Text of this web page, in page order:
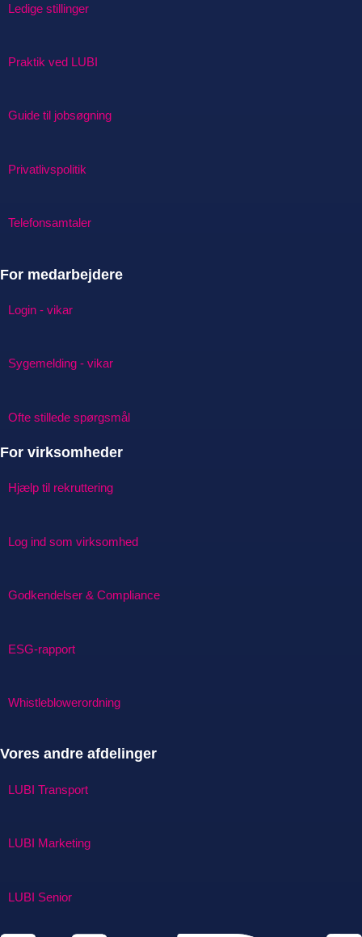
Ledige stillinger
Praktik ved LUBI
Guide til jobsøgning
Privatlivspolitik
Telefonsamtaler
For medarbejdere
Login - vikar
Sygemelding - vikar
Ofte stillede spørgsmål
For virksomheder
Hjælp til rekruttering
Log ind som virksomhed
Godkendelser & Compliance
ESG-rapport
Whistleblowerordning
Vores andre afdelinger
LUBI Transport
LUBI Marketing
LUBI Senior